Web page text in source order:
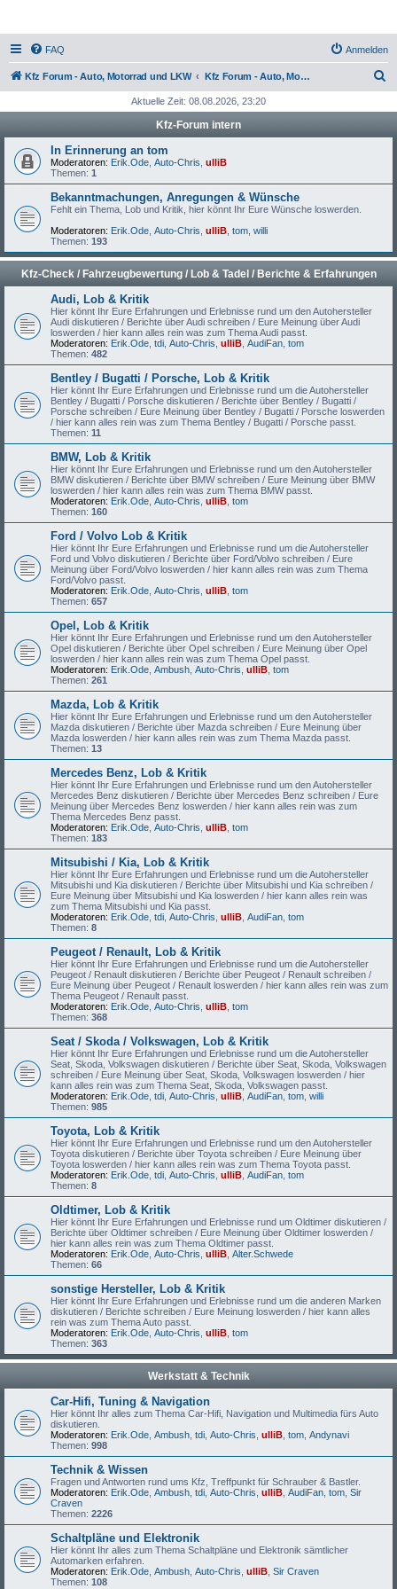
FAQ Anmelden
Kfz Forum - Auto, Motorrad und LKW Kfz Forum - Auto, Motorrad und LKW
h
Aktuelle Zeit: 08.08.2026, 23:20
Kfz-Forum intern
In Erinnerung an tom
Moderatoren: Erik.Ode Auto-Chris ulliB
Themen: 1
Bekanntmachungen, Anregungen & Wünsche
Fehlt ein Thema, Lob und Kritik, hier könnt Ihr Eure Wünsche loswerden.
Moderatoren: Erik.Ode Auto-Chris ulliB tom willi
Themen: 193
Kfz-Check / Fahrzeugbewertung / Lob & Tadel / Berichte & Erfahrungen
Audi, Lob & Kritik
Hier könnt Ihr Eure Erfahrungen und Erlebnisse rund um den Autohersteller
Audi diskutieren / Berichte über Audi schreiben / Eure Meinung über Audi
loswerden / hier kann alles rein was zum Thema Audi passt.
Moderatoren: Erik.Ode tdi Auto-Chris ulliB AudiFan tom
Themen: 482
Bentley / Bugatti / Porsche, Lob & Kritik
Hier könnt Ihr Eure Erfahrungen und Erlebnisse rund um die Autohersteller
Bentley / Bugatti / Porsche diskutieren / Berichte über Bentley / Bugatti /
Porsche schreiben / Eure Meinung über Bentley / Bugatti / Porsche loswerden
/ hier kann alles rein was zum Thema Bentley / Bugatti / Porsche passt.
Themen: 11
BMW, Lob & Kritik
Hier könnt Ihr Eure Erfahrungen und Erlebnisse rund um den Autohersteller
BMW diskutieren / Berichte über BMW schreiben / Eure Meinung über BMW
loswerden / hier kann alles rein was zum Thema BMW passt.
Moderatoren: Erik.Ode Auto-Chris ulliB tom
Themen: 160
Ford / Volvo Lob & Kritik
Hier könnt Ihr Eure Erfahrungen und Erlebnisse rund um die Autohersteller
Ford und Volvo diskutieren / Berichte über Ford/Volvo schreiben / Eure
Meinung über Ford/Volvo loswerden / hier kann alles rein was zum Thema
Ford/Volvo passt.
Moderatoren: Erik.Ode Auto-Chris ulliB tom
Themen: 657
Opel, Lob & Kritik
Hier könnt Ihr Eure Erfahrungen und Erlebnisse rund um den Autohersteller
Opel diskutieren / Berichte über Opel schreiben / Eure Meinung über Opel
loswerden / hier kann alles rein was zum Thema Opel passt.
Moderatoren: Erik.Ode Ambush Auto-Chris ulliB tom
Themen: 261
Mazda, Lob & Kritik
Hier könnt Ihr Eure Erfahrungen und Erlebnisse rund um den Autohersteller
Mazda diskutieren / Berichte über Mazda schreiben / Eure Meinung über
Mazda loswerden / hier kann alles rein was zum Thema Mazda passt.
Themen: 13
Mercedes Benz, Lob & Kritik
Hier könnt Ihr Eure Erfahrungen und Erlebnisse rund um den Autohersteller
Mercedes Benz diskutieren / Berichte über Mercedes Benz schreiben / Eure
Meinung über Mercedes Benz loswerden / hier kann alles rein was zum
Thema Mercedes Benz passt.
Moderatoren: Erik.Ode Auto-Chris ulliB tom
Themen: 183
Mitsubishi / Kia, Lob & Kritik
Hier könnt Ihr Eure Erfahrungen und Erlebnisse rund um die Autohersteller
Mitsubishi und Kia diskutieren / Berichte über Mitsubishi und Kia schreiben /
Eure Meinung über Mitsubishi und Kia loswerden / hier kann alles rein was
zum Thema Mitsubishi und Kia passt.
Moderatoren: Erik.Ode tdi Auto-Chris ulliB AudiFan tom
Themen: 8
Peugeot / Renault, Lob & Kritik
Hier könnt Ihr Eure Erfahrungen und Erlebnisse rund um die Autohersteller
Peugeot / Renault diskutieren / Berichte über Peugeot / Renault schreiben /
Eure Meinung über Peugeot / Renault loswerden / hier kann alles rein was zum
Thema Peugeot / Renault passt.
Moderatoren: Erik.Ode Auto-Chris ulliB tom
Themen: 368
Seat / Skoda / Volkswagen, Lob & Kritik
Hier könnt Ihr Eure Erfahrungen und Erlebnisse rund um die Autohersteller
Seat, Skoda, Volkswagen diskutieren / Berichte über Seat, Skoda, Volkswagen
schreiben / Eure Meinung über Seat, Skoda, Volkswagen loswerden / hier
kann alles rein was zum Thema Seat, Skoda, Volkswagen passt.
Moderatoren: Erik.Ode tdi Auto-Chris ulliB AudiFan tom willi
Themen: 985
Toyota, Lob & Kritik
Hier könnt Ihr Eure Erfahrungen und Erlebnisse rund um den Autohersteller
Toyota diskutieren / Berichte über Toyota schreiben / Eure Meinung über
Toyota loswerden / hier kann alles rein was zum Thema Toyota passt.
Moderatoren: Erik.Ode tdi Auto-Chris ulliB AudiFan tom
Themen: 8
Oldtimer, Lob & Kritik
Hier könnt Ihr Eure Erfahrungen und Erlebnisse rund um Oldtimer diskutieren /
Berichte über Oldtimer schreiben / Eure Meinung über Oldtimer loswerden /
hier kann alles rein was zum Thema Oldtimer passt.
Moderatoren: Erik.Ode Auto-Chris ulliB Alter.Schwede
Themen: 66
sonstige Hersteller, Lob & Kritik
Hier könnt Ihr Eure Erfahrungen und Erlebnisse rund um die anderen Marken
diskutieren / Berichte schreiben / Eure Meinung loswerden / hier kann alles
rein was zum Thema Auto passt.
Moderatoren: Erik.Ode Auto-Chris ulliB tom
Themen: 363
Werkstatt & Technik
Car-Hifi, Tuning & Navigation
Hier könnt Ihr alles zum Thema Car-Hifi, Navigation und Multimedia fürs Auto
diskutieren.
Moderatoren: Erik.Ode Ambush tdi Auto-Chris ulliB tom Andynavi
Themen: 998
Technik & Wissen
Fragen und Antworten rund ums Kfz, Treffpunkt für Schrauber & Bastler.
Moderatoren: Erik.Ode Ambush tdi Auto-Chris ulliB AudiFan tom Sir
Craven
Themen: 2226
Schaltpläne und Elektronik
Hier könnt Ihr alles zum Thema Schaltpläne und Elektronik sämtlicher
Automarken erfahren.
Moderatoren: Erik.Ode Ambush Auto-Chris ulliB Sir Craven
Themen: 108